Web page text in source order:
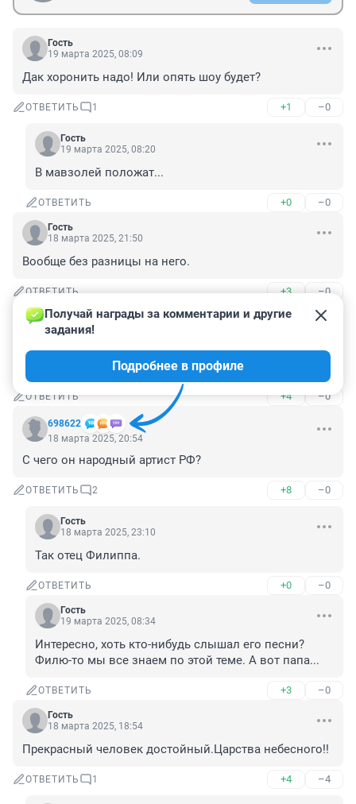
Гость
19 марта 2025, 08:09
Дак хоронить надо! Или опять шоу будет?
ОТВЕТИТЬ 1 +1 –0
Гость
19 марта 2025, 08:20
В мавзолей положат...
ОТВЕТИТЬ +0 –0
Гость
18 марта 2025, 21:50
Вообще без разницы на него.
ОТВЕТИТЬ +3 –0
Гость
18 марта 2025, 21:20
Не ребёнок? Не в те двери ходить не будет?))
ОТВЕТИТЬ +4 –0
698622
Получай награды за комментарии и другие
задания!
Подробнее в профиле
18 марта 2025, 20:54
С чего он народный артист РФ?
ОТВЕТИТЬ 2 +8 –0
Гость
18 марта 2025, 23:10
Так отец Филиппа.
ОТВЕТИТЬ +0 –0
Гость
19 марта 2025, 08:34
Интересно, хоть кто-нибудь слышал его песни?
Филю-то мы все знаем по этой теме. А вот папа...
ОТВЕТИТЬ +3 –0
Гость
18 марта 2025, 18:54
Прекрасный человек достойный.Царства небесного!!
ОТВЕТИТЬ 1 +4 –4